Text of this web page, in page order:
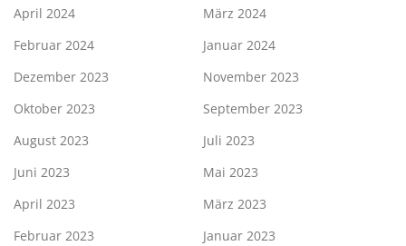
April 2024
März 2024
Februar 2024
Januar 2024
Dezember 2023
November 2023
Oktober 2023
September 2023
August 2023
Juli 2023
Juni 2023
Mai 2023
April 2023
März 2023
Februar 2023
Januar 2023